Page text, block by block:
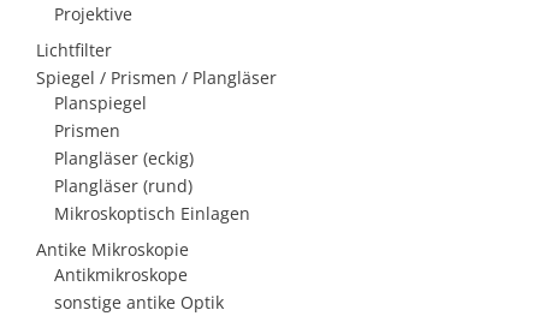
Projektive
Lichtfilter
Spiegel / Prismen / Plangläser
Planspiegel
Prismen
Plangläser (eckig)
Plangläser (rund)
Mikroskoptisch Einlagen
Antike Mikroskopie
Antikmikroskope
sonstige antike Optik